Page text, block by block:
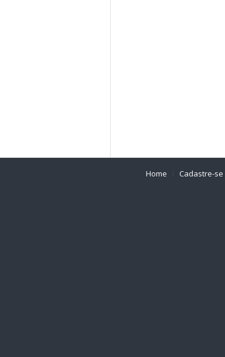
Home Cadastre-se